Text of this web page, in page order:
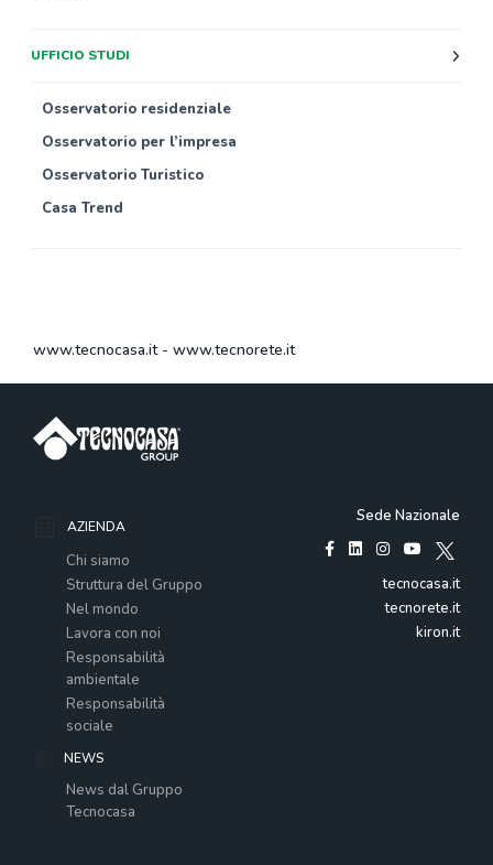
UFFICIO STUDI
Osservatorio residenziale
Osservatorio per l’impresa
Osservatorio Turistico
Casa Trend
www.tecnocasa.it- www.tecnorete.it
AZIENDA
Chi siamo
Struttura del Gruppo
Nel mondo
Lavora con noi
Responsabilità
ambientale
Responsabilità
sociale
NEWS
News dal Gruppo
Tecnocasa
Sede Nazionale
tecnocasa.it
tecnorete.it
kiron.it